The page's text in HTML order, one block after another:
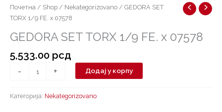
Почетна / Shop / Nekategorizovano / GEDORA SET
TORX 1/9 FE. x 07578
GEDORA SET TORX 1/9 FE. x 07578
5,533.00 рсд
-
TORX
1/9
x
количина
+ Додај у корпу
Категорија: Nekategorizovano